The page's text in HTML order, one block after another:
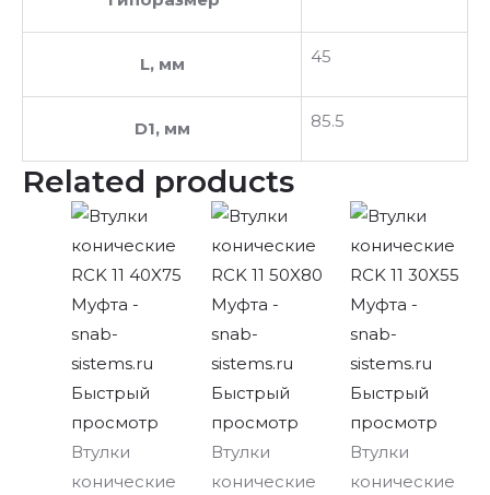
L, мм 45
D1, мм 85.5
Related products
Быстрый
просмотр
Втулки
конические
Быстрый
просмотр
Втулки
конические
Быстрый
просмотр
Втулки
конические